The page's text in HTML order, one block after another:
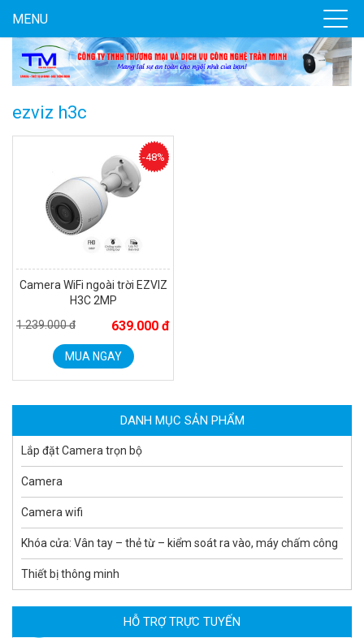
MENU
ezviz h3c
Camera WiFi ngoài trời EZVIZ
H3C 2MP
1.239.000 đ
639.000 đ
-48%
MUA NGAY
DANH MỤC SẢN PHẨM
Lắp đặt Camera trọn bộ
Camera
Camera wifi
Khóa cửa: Vân tay – thẻ từ – kiểm soát ra vào, máy chấm công
Thiết bị thông minh
HỖ TRỢ TRỰC TUYẾN
Camera WiFi quay quét ngoài trời EZVIZ H8 Pro 3K
2.060.000 đ 1.469.000 đ
Camera tích hợp đầu báo nhiệt 2MP Hikfire HF-VH 221
1.679.000 đ
Camera tích hợp đầu báo nhiệt 2MP Hikfire HF-VH 223
2.039.000 đ
MUA NGAY